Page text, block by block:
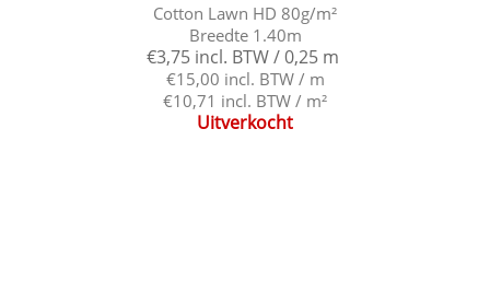
Cotton Lawn HD 80g/m²
Breedte 1.40m
€3,75 incl. BTW / 0,25 m
€15,00 incl. BTW / m
€10,71 incl. BTW / m²
Uitverkocht